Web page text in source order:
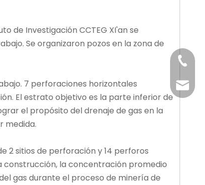
de Investigación CCTEG XI'an se
Se organizaron pozos en la zona de
7 perforaciones horizontales
El estrato objetivo es la parte inferior de
el propósito del drenaje de gas en la
medida.
2 sitios de perforación y 14 perforos
construcción, la concentración promedio
gas durante el proceso de minería de
+86-
+86-